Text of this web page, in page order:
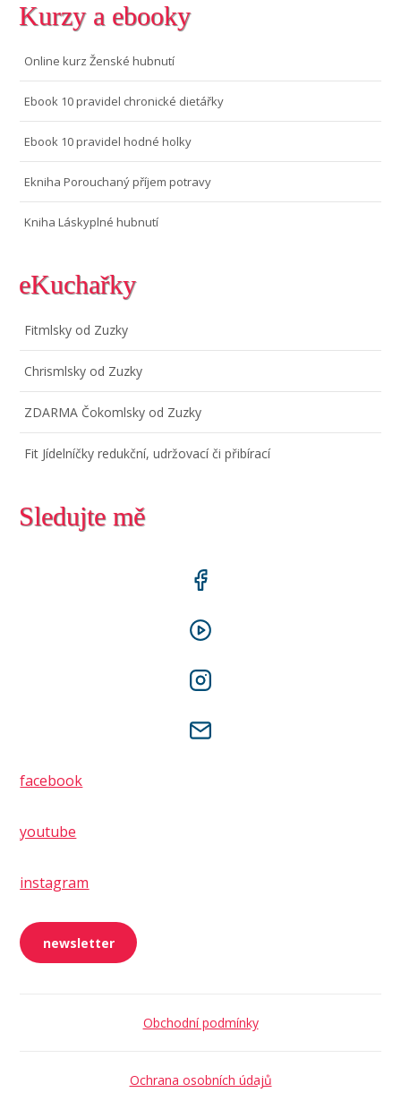
Kurzy a ebooky
Online kurz Ženské hubnutí
Ebook 10 pravidel chronické dietářky
Ebook 10 pravidel hodné holky
Ekniha Porouchaný příjem potravy
Kniha Láskyplné hubnutí
eKuchařky
Fitmlsky od Zuzky
Chrismlsky od Zuzky
ZDARMA Čokomlsky od Zuzky
Fit Jídelníčky redukční, udržovací či přibírací
Sledujte mě
facebook
youtube
instagram
newsletter
Obchodní podmínky
Ochrana osobních údajů